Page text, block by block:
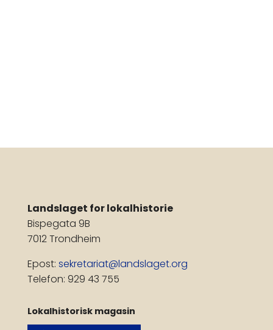
Landslaget for lokalhistorie
Bispegata 9B
7012 Trondheim
Epost: sekretariat@landslaget.org
Telefon: 929 43 755
Lokalhistorisk magasin